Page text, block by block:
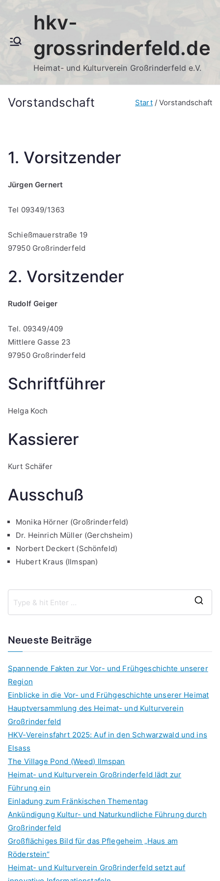
hkv-
grossrinderfeld.de
Heimat- und Kulturverein Großrinderfeld e.V.
Vorstandschaft Start Vorstandschaft
1. Vorsitzender
Jürgen Gernert
Tel 09349/1363
Schießmauerstraße 19
97950 Großrinderfeld
2. Vorsitzender
Rudolf Geiger
Tel. 09349/409
Mittlere Gasse 23
97950 Großrinderfeld
Schriftführer
Helga Koch
Kassierer
Kurt Schäfer
Ausschuß
Monika Hörner (Großrinderfeld)
Dr. Heinrich Müller (Gerchsheim)
Norbert Deckert (Schönfeld)
Hubert Kraus (Ilmspan)
Neueste Beiträge
Spannende Fakten zur Vor- und Frühgeschichte unserer
Region
Einblicke in die Vor- und Frühgeschichte unserer Heimat
Hauptversammlung des Heimat- und Kulturverein
Großrinderfeld
HKV-Vereinsfahrt 2025: Auf in den Schwarzwald und ins
Elsass
The Village Pond (Weed) Ilmspan
Heimat- und Kulturverein Großrinderfeld lädt zur
Führung ein
Einladung zum Fränkischen Thementag
Ankündigung Kultur- und Naturkundliche Führung durch
Großrinderfeld
Großflächiges Bild für das Pflegeheim „Haus am
Röderstein“
Heimat- und Kulturverein Großrinderfeld setzt auf